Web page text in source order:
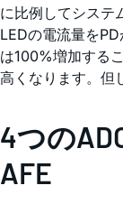
に比例してシステ
LEDの電流量を
は100%増加する
高くなります。但
4つの
AFE